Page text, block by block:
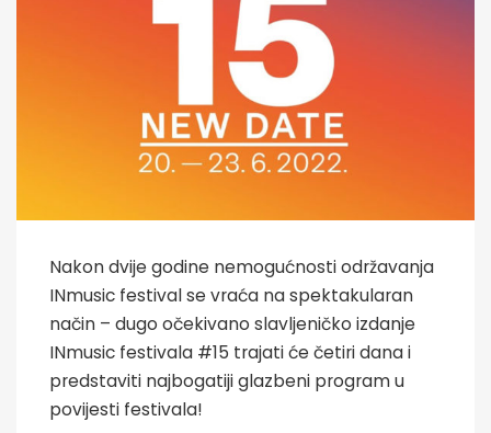
Nakon dvije godine nemogućnosti održavanja
INmusic festival se vraća na spektakularan
način – dugo očekivano slavljeničko izdanje
INmusic festivala #15 trajati će četiri dana i
predstaviti najbogatiji glazbeni program u
povijesti festivala!